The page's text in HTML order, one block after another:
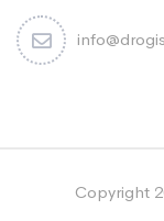
Copyright